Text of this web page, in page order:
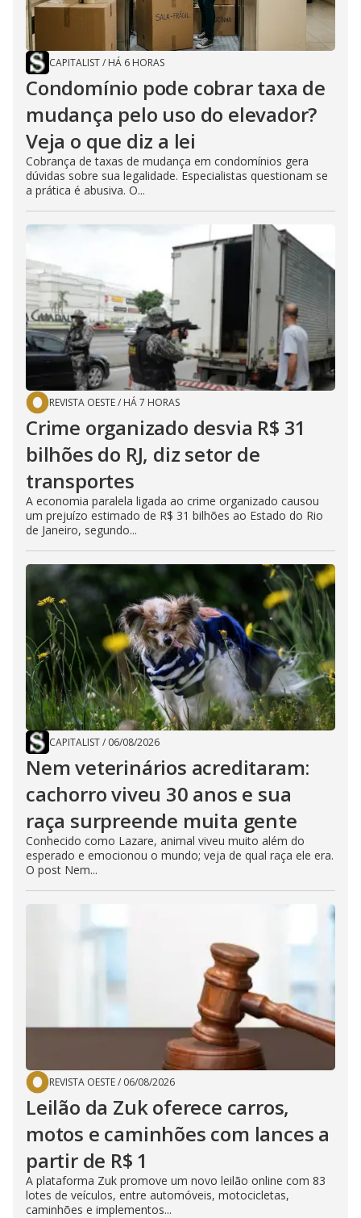
CAPITALIST/ HÁ 6 HORAS
Condomínio pode cobrar taxa de
mudança pelo uso do elevador?
Veja o que diz a lei
Cobrança de taxas de mudança em condomínios gera
dúvidas sobre sua legalidade. Especialistas questionam se
a prática é abusiva. O...
REVISTA OESTE/ HÁ 7 HORAS
Crime organizado desvia R$ 31
bilhões do RJ, diz setor de
transportes
A economia paralela ligada ao crime organizado causou
um prejuízo estimado de R$ 31 bilhões ao Estado do Rio
de Janeiro, segundo...
CAPITALIST/ 06/08/2026
Nem veterinários acreditaram:
cachorro viveu 30 anos e sua
raça surpreende muita gente
Conhecido como Lazare, animal viveu muito além do
esperado e emocionou o mundo; veja de qual raça ele era.
O post Nem...
REVISTA OESTE/ 06/08/2026
Leilão da Zuk oferece carros,
motos e caminhões com lances a
partir de R$ 1
A plataforma Zuk promove um novo leilão online com 83
lotes de veículos, entre automóveis, motocicletas,
caminhões e implementos...